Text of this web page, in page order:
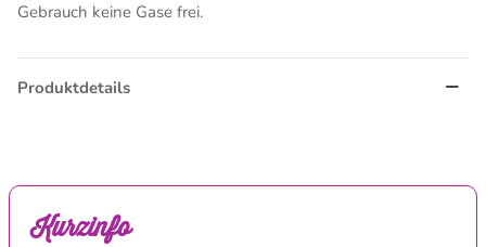
Gebrauch keine Gase frei.
Produktdetails
Kurzinfo